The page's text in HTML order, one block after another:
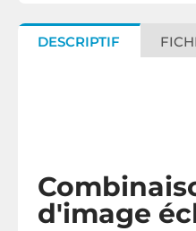
DESCRIPTIF
d'image